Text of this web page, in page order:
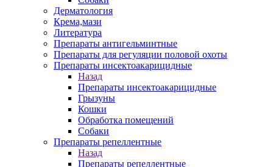
Дерматология
Крема,мази
Литература
Препараты антигельминтные
Препараты для регуляции половой охоты
Препараты инсектоакарицидные
Назад
Препараты инсектоакарицидные
Грызуны
Кошки
Обработка помещений
Собаки
Препараты репеллентные
Назад
Препараты репеллентные